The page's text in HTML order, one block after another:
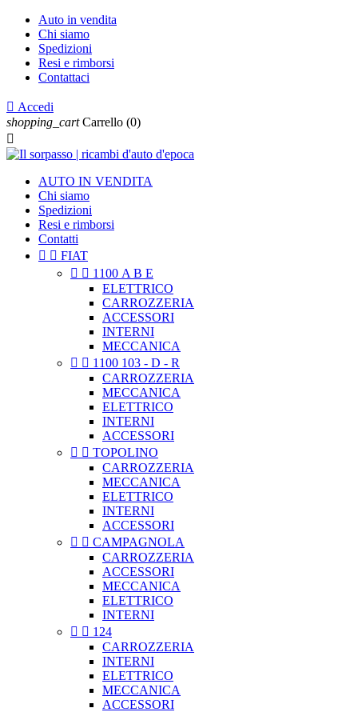
Auto in vendita
Chi siamo
Spedizioni
Resi e rimborsi
Contattaci
 Accedi
shopping_cart Carrello (0)

AUTO IN VENDITA
Chi siamo
Spedizioni
Resi e rimborsi
Contatti
  FIAT
  1100 A B E
ELETTRICO
CARROZZERIA
ACCESSORI
INTERNI
MECCANICA
  1100 103 - D - R
CARROZZERIA
MECCANICA
ELETTRICO
INTERNI
ACCESSORI
  TOPOLINO
CARROZZERIA
MECCANICA
ELETTRICO
INTERNI
ACCESSORI
  CAMPAGNOLA
CARROZZERIA
ACCESSORI
MECCANICA
ELETTRICO
INTERNI
  124
CARROZZERIA
INTERNI
ELETTRICO
MECCANICA
ACCESSORI